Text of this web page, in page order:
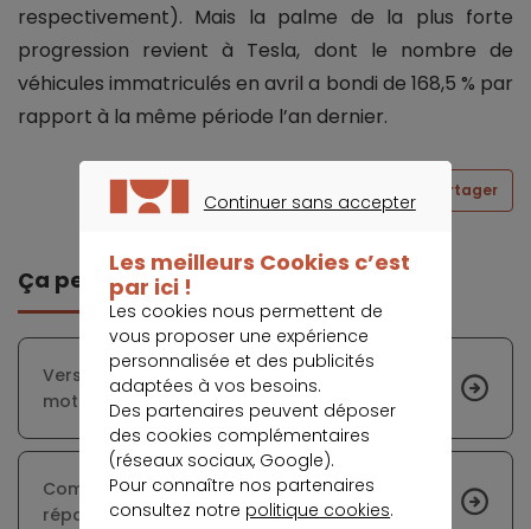
respectivement). Mais la palme de la plus forte
progression revient à Tesla, dont le nombre de
véhicules immatriculés en avril a bondi de 168,5 % par
rapport à la même période l’an dernier.
Partager
Ça peut vous intéresser
Vers l’arrêt de la production des voitures à
moteur thermique en 2035
Comment les passoires énergétiques se
répartissent-elles dans l’Hexagone ?
Continuer sans accepter
Les meilleurs Cookies c’est
par ici !
Les cookies nous permettent de
vous proposer une expérience
personnalisée et des publicités
adaptées à vos besoins.
Des partenaires peuvent déposer
des cookies complémentaires
(réseaux sociaux, Google).
Pour connaître nos partenaires
consultez notre politique cookies.